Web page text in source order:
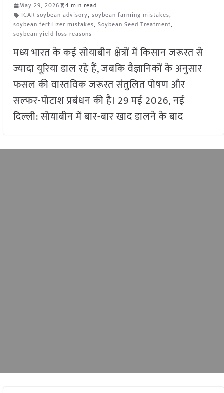
May 29, 2026
4 min read
ICAR soybean advisory, soybean farming mistakes,
soybean fertilizer mistakes, Soybean Seed Treatment,
soybean yield loss reasons
मध्य भारत के कई सोयाबीन क्षेत्रों में किसान जरूरत से
ज्यादा यूरिया डाल रहे हैं, जबकि वैज्ञानिकों के अनुसार
फसल की वास्तविक जरूरत संतुलित पोषण और
सल्फर-पोटाश प्रबंधन की है। 29 मई 2026, नई
दिल्ली: सोयाबीन में बार-बार खाद डालने के बाद